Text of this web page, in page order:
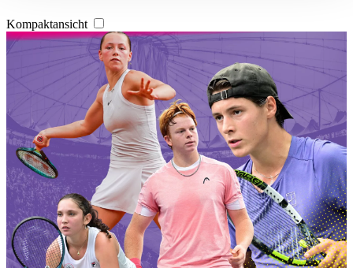
Wir verwenden Cookies, um Inhalte und Anzeigen zu
personalisieren, Funktionen für soziale Medien anbieten
zu können und die Zugriffe auf unsere Website zu
analysieren. Außerdem geben wir Informationen zu Ihrer
Verwendung unserer Website an unsere Partner für
soziale Medien, Werbung und Analysen weiter. Unsere
Partner führen diese Informationen möglicherweise mit
weiteren Daten zusammen, die Sie ihnen bereitgestellt
haben oder die sie im Rahmen Ihrer Nutzung der Dienste
gesammelt haben. DieCookie-Einstellungenkönnen
jederzeit über den Link im Footer aufgerufen und
angepasst werden.
Kompaktansicht